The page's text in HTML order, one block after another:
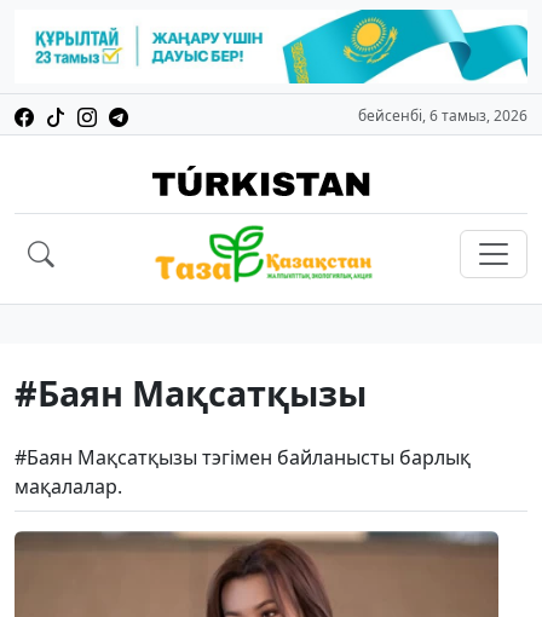
бейсенбі, 6 тамыз, 2026
#Баян Мақсатқызы
#Баян Мақсатқызы тэгімен байланысты барлық
мақалалар.